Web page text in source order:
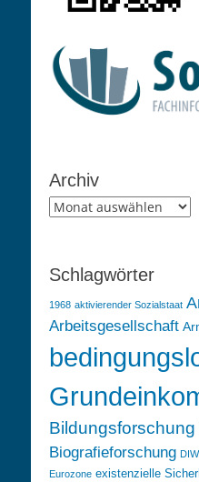
Archiv
Archiv
Schlagwörter
1968 aktivierender Sozialstaat
Arbeitsgesellschaft
Bildungsforschung
Biografieforschung DIW
Eurozone existenzielle